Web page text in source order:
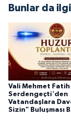
Bunlar da
Vali Mehmet Fatih
Serdengeçti'den
Vatandaşlara
Sizin" Buluşması